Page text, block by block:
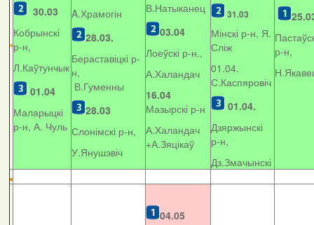
30.03
Кобрынскі
р-н,
Л.Каўтунчык
01.04
Маларыцкі
р-н, А. Чуль
A.Храмогін
28.03.
Бераставіцкі р-
н,
В.Гуменны
28.03
Слонімскі р-н,
У.Янушэвіч
В.Натыканец
03.04
Лоеўскі р-н.,
А.Халандач
16.04
Мазырскі р-н
А.Халандач
+А.Зяцікаў
31.03
Мінскі р-н, Я.
Сліж
01.04.
С.Каспяровіч
01.04.
Дзяржынскі
р-н,
Дз.Змачынскі
р-н,
04.05